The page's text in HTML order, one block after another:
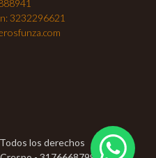
3232296621
los derechos